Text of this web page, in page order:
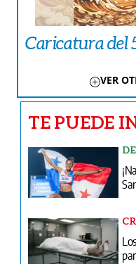
Caricatura del
VER
TE PUEDE